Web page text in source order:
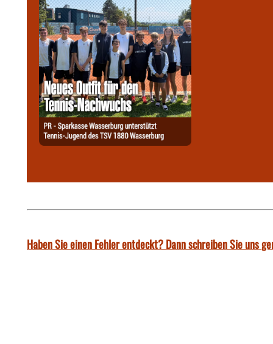
Haben Sie einen Fehler entdeckt? Dann schreiben Sie uns